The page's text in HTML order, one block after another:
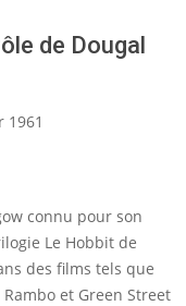
de Dougal
1961
connu pour son
Le Hobbit de
des films tels que
et Green Street